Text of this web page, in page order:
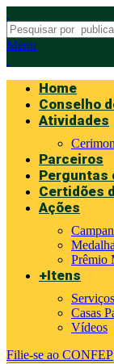
Menu
Home
Conselho
Atividades
Parceiros
Perguntas
Certidões
Ações
Prêmio
+Itens
Casas
Vídeos
Filie-se ao CONFEP